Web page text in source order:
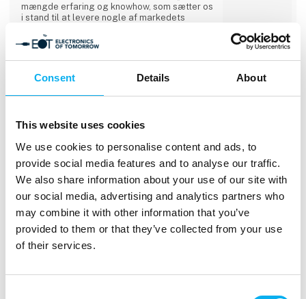
Consent Details About
This website uses cookies
We use cookies to personalise content and ads, to
provide social media features and to analyse our traffic.
We also share information about your use of our site with
our social media, advertising and analytics partners who
may combine it with other information that you’ve
provided to them or that they’ve collected from your use
of their services.
mængde erfaring og knowhow, som sætter os
i stand til at levere nogle af markedets
forretningsområder – både som standard og
som skræddersyede:
> BATTERILØSNINGER
Langtidsholdbare og genopladelige
produkter
Kompakte, robuste og pålidelige løsninger
> BRÆNDSELSCELLER
Off-grid og backup-energiløsninger drevet af
ENERGISYSTEMER &
3 opslag
seneste fra 10. september 2025
personer
Beckhoff Automation ApS
Beckhoff Automation udvikler åbne
styringsteknologi.
• Industri-PC’er
• I/O- og fieldbus-komponenter
• Automationssoftware
• Automation uden styretavle
• Produkttransport
29 opslag
Direkte
kontakt
9 kontakt­